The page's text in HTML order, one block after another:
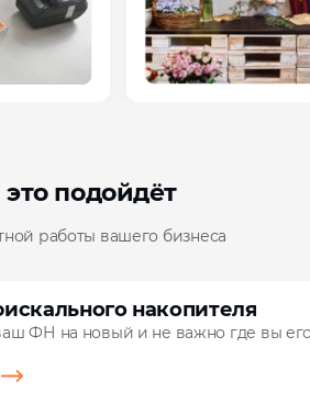
подойдёт
работы вашего бизнеса
накопителя
новый и не важно где вы его